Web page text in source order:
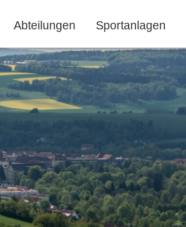
Abteilungen Sportanlagen